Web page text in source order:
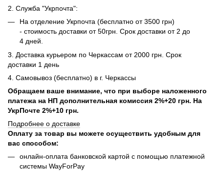
2. Служба "Укрпочта":
На отделение Укрпочта (бесплатно от 3500 грн)
- стоимость доставки от 50грн. Срок доставки от 2 до
4 дней.
3. Доставка курьером по Черкассам от 2000 грн. Срок
доставки 1 день
4. Самовывоз (бесплатно) в г. Черкассы
Обращаем ваше внимание, что при выборе наложенного
платежа на НП дополнительная комиссия 2%+20 грн. На
УкрПочте 2%+10 грн.
Подробнее о доставке
Оплату за товар вы можете осуществить удобным для
вас способом:
онлайн-оплата банковской картой с помощью платежной
системы WayForPay